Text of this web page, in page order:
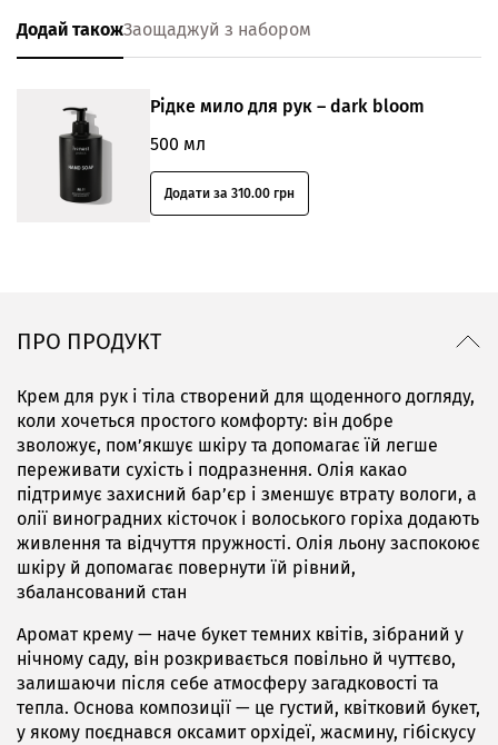
Додай такожЗаощаджуй з набором
Рідке мило для рук – dark bloom
500 мл
Додати за 310.00 грн
ПРО ПРОДУКТ
Крем для рук і тіла створений для щоденного догляду,
коли хочеться простого комфорту: він добре
зволожує, пом’якшує шкіру та допомагає їй легше
переживати сухість і подразнення. Олія какао
підтримує захисний бар’єр і зменшує втрату вологи, а
олії виноградних кісточок і волоського горіха додають
живлення та відчуття пружності. Олія льону заспокоює
шкіру й допомагає повернути їй рівний,
збалансований стан
Аромат крему — наче букет темних квітів, зібраний у
нічному саду, він розкривається повільно й чуттєво,
залишаючи після себе атмосферу загадковості та
тепла. Основа композиції — це густий, квітковий букет,
у якому поєднався оксамит орхідеї, жасмину, гібіскусу